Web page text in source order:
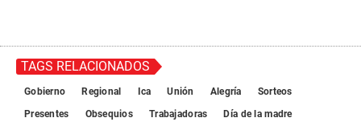
TAGS RELACIONADOS
Gobierno Regional Ica Unión Alegría
Sorteos
Presentes
Obsequios Trabajadoras Día de la madre